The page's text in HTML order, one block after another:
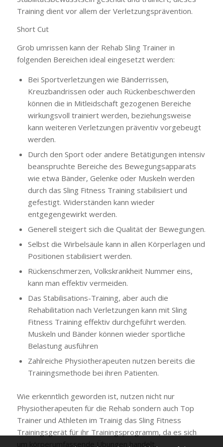
Training dient vor allem der Verletzungsprävention.
Short Cut
Grob umrissen kann der Rehab Sling Trainer in
folgenden Bereichen ideal eingesetzt werden:
Bei Sportverletzungen wie Bänderrissen,
Kreuzbandrissen oder auch Rückenbeschwerden
können die in Mitleidschaft gezogenen Bereiche
wirkungsvoll trainiert werden, beziehungsweise
kann weiteren Verletzungen präventiv vorgebeugt
werden.
Durch den Sport oder andere Betätigungen intensiv
beanspruchte Bereiche des Bewegungsapparats
wie etwa Bänder, Gelenke oder Muskeln werden
durch das Sling Fitness Training stabilisiert und
gefestigt. Widerständen kann wieder
entgegengewirkt werden.
Generell steigert sich die Qualität der Bewegungen.
Selbst die Wirbelsäule kann in allen Körperlagen und
Positionen stabilisiert werden.
Rückenschmerzen, Volkskrankheit Nummer eins,
kann man effektiv vermeiden.
Das Stabilisations-Training, aber auch die
Rehabilitation nach Verletzungen kann mit Sling
Fitness Training effektiv durchgeführt werden.
Muskeln und Bänder können wieder sportliche
Belastung ausführen
Zahlreiche Physiotherapeuten nutzen bereits die
Trainingsmethode bei ihren Patienten.
Wie erkenntlich geworden ist, nutzen nicht nur
Physiotherapeuten für die Rehab sondern auch Top
Trainer und Athleten im Trainig das Sling Fitness
Trainingsgerät für ihr Trainingsprogramm, da es sich